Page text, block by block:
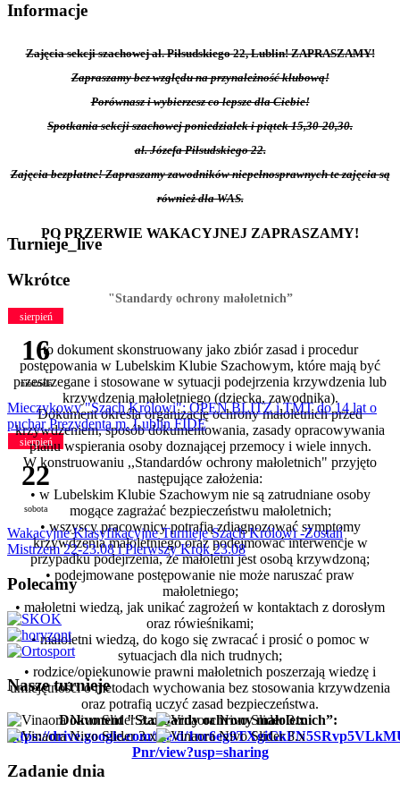
Informacje
Zajęcia sekcji szachowej al. Piłsudskiego 22, Lublin! ZAPRASZAMY!
Zapraszamy bez względu na przynależność klubową!
Porównasz i wybierzesz co lepsze dla Ciebie!
Spotkania sekcji szachowej poniedziałek i piątek 15,30-20,30.
al. Józefa Piłsudskiego 22.
Zajęcia bezpłatne! Zapraszamy zawodników niepełnosprawnych te zajęcia są
również dla WAS.
PO PRZERWIE WAKACYJNEJ ZAPRASZAMY!
"Standardy ochrony małoletnich”
to dokument skonstruowany jako zbiór zasad i procedur
postępowania w Lubelskim Klubie Szachowym, które mają być
przestrzegane i stosowane w sytuacji podejrzenia krzywdzenia lub
krzywdzenia małoletniego (dziecka, zawodnika).
Dokument określa organizację ochrony małoletnich przed
krzywdzeniem, sposób dokumentowania, zasady opracowywania
planu wspierania osoby doznającej przemocy i wiele innych.
W konstruowaniu ,,Standardów ochrony małoletnich" przyjęto
następujące założenia:
• w Lubelskim Klubie Szachowym nie są zatrudniane osoby
mogące zagrażać bezpieczeństwu małoletnich;
• wszyscy pracownicy potrafią zdiagnozować symptomy
krzywdzenia małoletniego oraz podejmować interwencje w
przypadku podejrzenia, że małoletni jest osobą krzywdzoną;
• podejmowane postępowanie nie może naruszać praw
małoletniego;
• małoletni wiedzą, jak unikać zagrożeń w kontaktach z dorosłym
oraz rówieśnikami;
• małoletni wiedzą, do kogo się zwracać i prosić o pomoc w
sytuacjach dla nich trudnych;
• rodzice/opiekunowie prawni małoletnich poszerzają wiedzę i
umiejętności o metodach wychowania bez stosowania krzywdzenia
oraz potrafią uczyć zasad bezpieczeństwa.
Dokument "Standardy ochrony małoletnich”:
https://drive.google.com/file/d/
Pnr/view?usp=sharing
Turnieje_live
Wkrótce
sierpień
16
niedziela
Mieczykowy "Szach Królowi": OPEN BLITZ i TMT do 14 lat o
puchar Prezydenta m. Lublin FIDE
sierpień
22
sobota
Wakacyjne Klasyfikacyjne Turnieje Szach Królowi -Zostań
Mistrzem 22-23.08 i Pierwszy Krok 23.08
Polecamy
Nasze turnieje
Zadanie dnia